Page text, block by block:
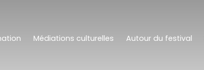
Médiations culturelles Autour du festival